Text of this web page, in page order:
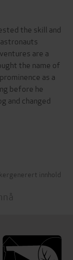
the skill and
are a
the name of
as a
before he
and changed
innhold